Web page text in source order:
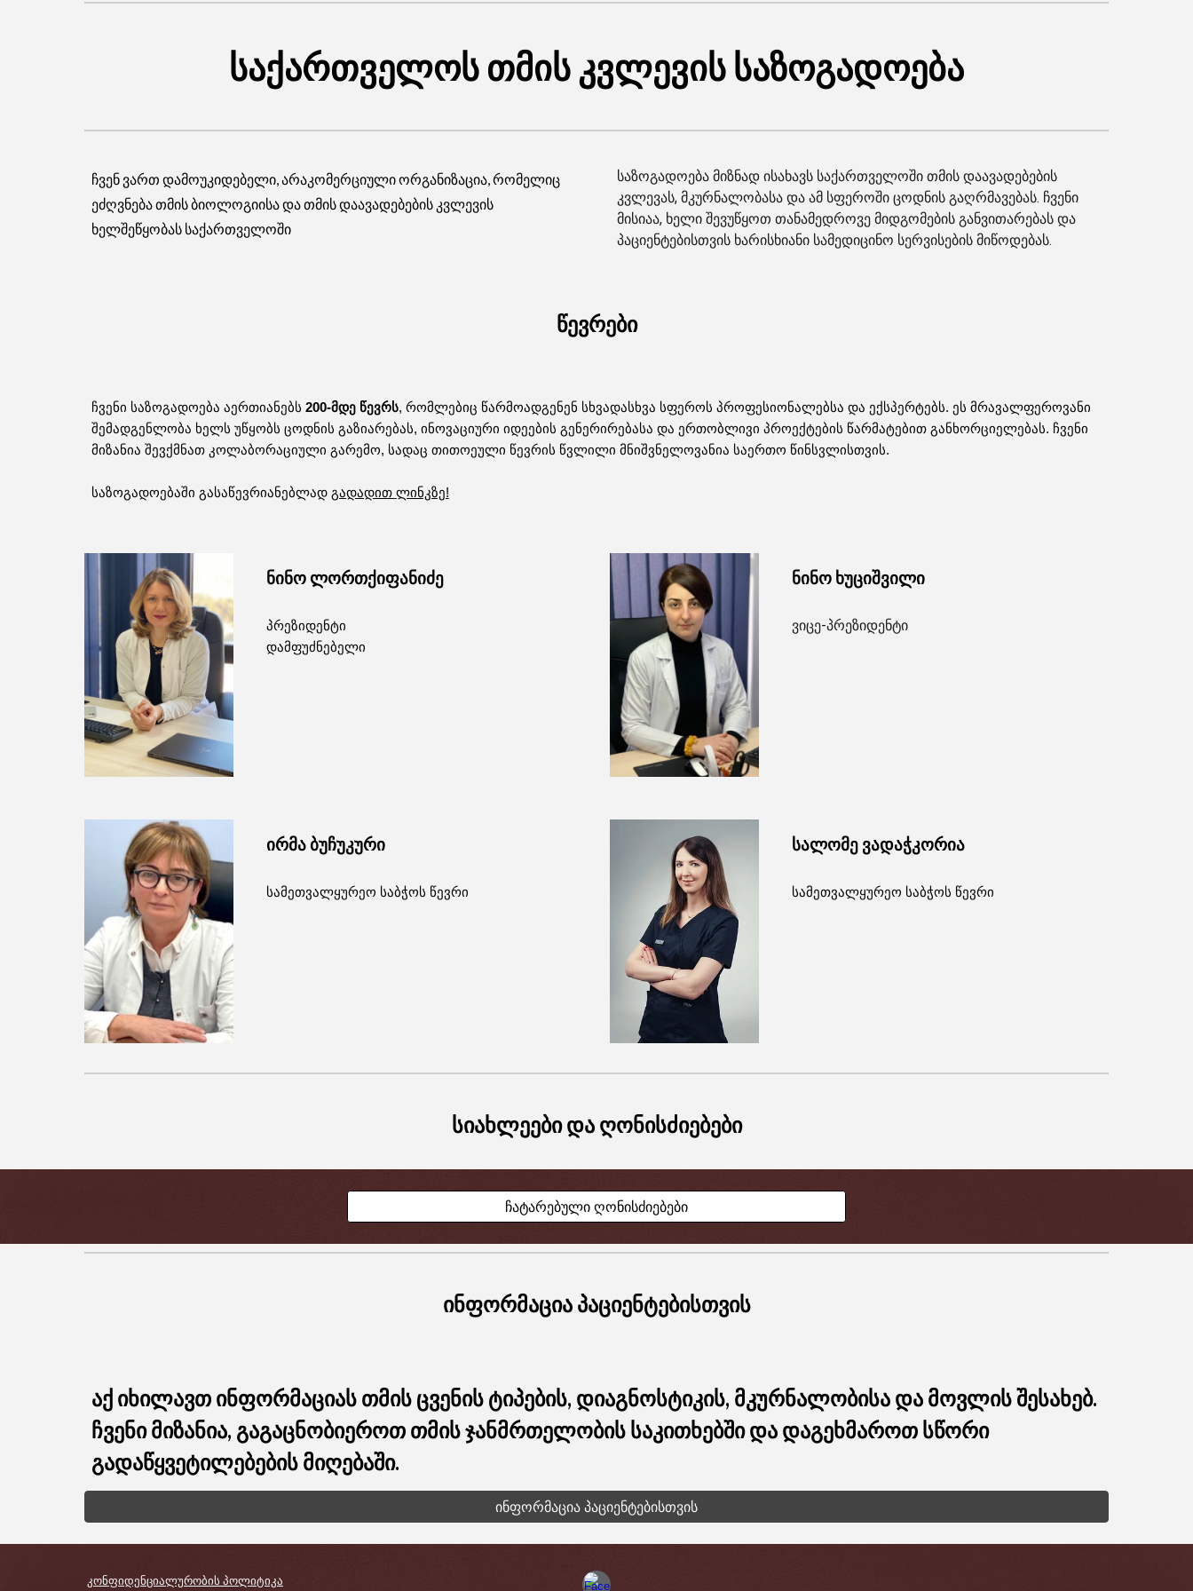
საქართველოს თმის კვლევის საზოგადოება
ჩვენ ვართ დამოუკიდებელი, არაკომერციული ორგანიზაცია, რომელიც
ეძღვნება თმის ბიოლოგიისა და თმის დაავადებების კვლევის
ხელშეწყობას საქართველოში
საზოგადოება მიზნად ისახავს საქართველოში თმის დაავადებების
კვლევას, მკურნალობასა და ამ სფეროში ცოდნის გაღრმავებას. ჩვენი
მისიაა, ხელი შევუწყოთ თანამედროვე მიდგომების განვითარებას და
პაციენტებისთვის ხარისხიანი სამედიცინო სერვისების მიწოდებას.
წევრები
ჩვენი საზოგადოება აერთიანებს 200-მდე წევრს, რომლებიც წარმოადგენენ სხვადასხვა სფეროს პროფესიონალებსა და ექსპერტებს. ეს მრავალფეროვანი
შემადგენლობა ხელს უწყობს ცოდნის გაზიარებას, ინოვაციური იდეების გენერირებასა და ერთობლივი პროექტების წარმატებით განხორციელებას. ჩვენი
მიზანია შევქმნათ კოლაბორაციული გარემო, სადაც თითოეული წევრის წვლილი მნიშვნელოვანია საერთო წინსვლისთვის.
საზოგადოებაში გასაწევრიანებლად გადადით ლინკზე!
ნინო ლორთქიფანიძე
პრეზიდენტი
დამფუძნებელი
ნინო ხუციშვილი
ვიცე-პრეზიდენტი
ირმა ბუჩუკური
სამეთვალყურეო საბჭოს წევრი
სალომე ვადაჭკორია
სამეთვალყურეო საბჭოს წევრი
სიახლეები და ღონისძიებები
ჩატარებული ღონისძიებები
ინფორმაცია პაციენტებისთვის
აქ იხილავთ ინფორმაციას თმის ცვენის ტიპების, დიაგნოსტიკის, მკურნალობისა და მოვლის შესახებ.
ჩვენი მიზანია, გაგაცნობიეროთ თმის ჯანმრთელობის საკითხებში და დაგეხმაროთ სწორი
გადაწყვეტილებების მიღებაში.
ინფორმაცია პაციენტებისთვის
კონფიდენციალურობის პოლიტიკა